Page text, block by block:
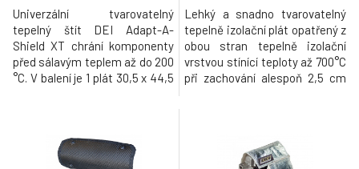
Univerzální tvarovatelný
tepelný štít DEI Adapt-A-
Shield XT chrání komponenty
před sálavým teplem až do 200
°C. V balení je 1 plát 30,5 x 44,5
Lehký a snadno tvarovatelný
tepelně izolační plát opatřený z
obou stran tepelně izolační
vrstvou stínící teploty až 700°C
při zachování alespoň 2,5 cm